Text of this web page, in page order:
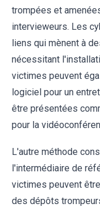
trompées et
intervieweurs. Les
liens qui mènent à
nécessitant
victimes peuvent
logiciel pour un
être présentées
pour la
L'autre méthode
l'intermédiaire de
victimes peuvent
des dépôts